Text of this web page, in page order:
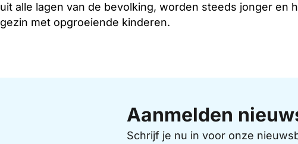
uit alle lagen van de bevolking, worden steeds jonger en
gezin met opgroeiende kinderen.
Aanmelden
Schrijf je nu in voor onze